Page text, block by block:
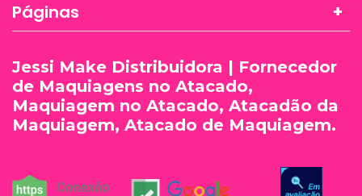
Páginas
Jessi Make Distribuidora | Fornecedor
de Maquiagens no Atacado,
Maquiagem no Atacado, Atacadão da
Maquiagem, Atacado de Maquiagem.